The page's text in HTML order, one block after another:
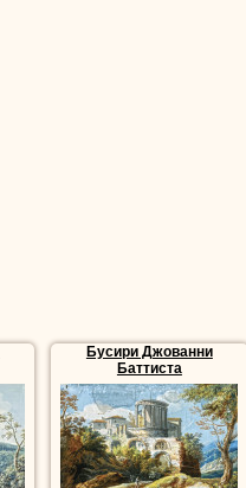
Бусири Джованни
Баттиста